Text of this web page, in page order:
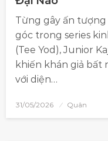
Từng gây ấn tượng
góc trong series
(Tee Yod), Junior
khiến khán giả bất
với diện…
31/05/2026 Quân